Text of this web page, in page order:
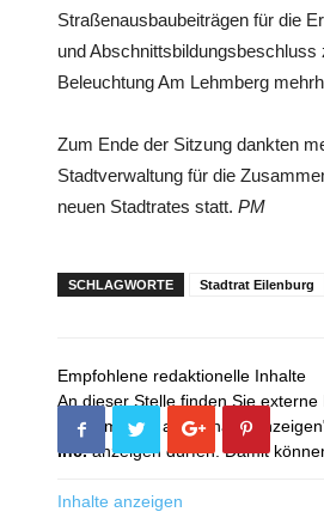
Straßenausbaubeiträgen für die
und
Beleuchtung Am Lehmberg
Zum Ende der Sitzung dankten
Stadtverwaltung für die
neuen Stadtrates statt. PM
SCHLAGWORTE Stadtrat Eilenburg
Empfohlene redaktionelle Inhalte
An dieser Stelle finden Sie externe
Mit dem Klick auf "Inhalte
Inc.anzeigen dürfen. Damit
Inhalte anzeigen